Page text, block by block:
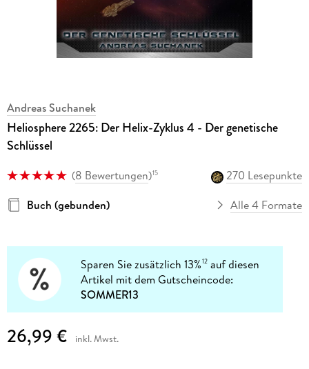
Andreas Suchanek
Heliosphere 2265: Der Helix-Zyklus 4 - Der genetische
Schlüssel
(8 Bewertungen)15
270 Lesepunkte
Buch (gebunden)
Alle 4 Formate
Sparen Sie zusätzlich 13%12 auf diesen
Artikel mit dem Gutscheincode:
SOMMER13
26,99 € inkl. Mwst.